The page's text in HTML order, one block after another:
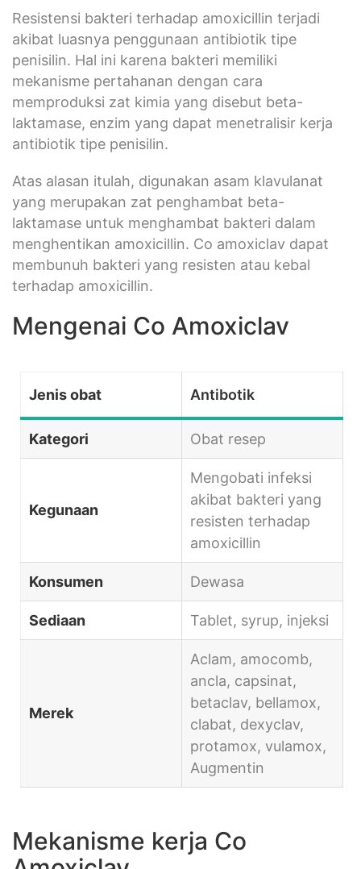
Resistensi bakteri terhadap amoxicillin terjadi
akibat luasnya penggunaan antibiotik tipe
penisilin. Hal ini karena bakteri memiliki
mekanisme pertahanan dengan cara
memproduksi zat kimia yang disebut beta-
laktamase, enzim yang dapat menetralisir kerja
antibiotik tipe penisilin.
Atas alasan itulah, digunakan asam klavulanat
yang merupakan zat penghambat beta-
laktamase untuk menghambat bakteri dalam
menghentikan amoxicillin. Co amoxiclav dapat
membunuh bakteri yang resisten atau kebal
terhadap amoxicillin.
Mengenai Co Amoxiclav
Jenis obat Antibotik
Kategori Obat resep
Kegunaan
Mengobati infeksi
akibat bakteri yang
resisten terhadap
amoxicillin
Konsumen Dewasa
Sediaan Tablet, syrup, injeksi
Merek
Aclam, amocomb,
ancla, capsinat,
betaclav, bellamox,
clabat, dexyclav,
protamox, vulamox,
Augmentin
Mekanisme kerja Co